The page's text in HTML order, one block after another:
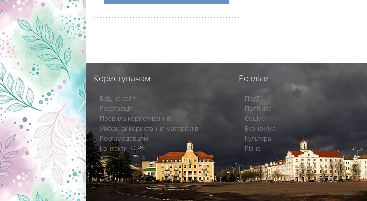
Користувачам
Вхід на сайт
Реєстрація
Правила користування
Умови використання матеріалів
Рекламодавцям
Контакти
Розділи
Події
Політика
Соціум
Економіка
Культура
Різне